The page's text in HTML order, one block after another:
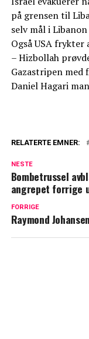
på grensen til
selv mål i
Også USA
– Hizbollah
Gazastripen med
Daniel Hagari
RELATERTE EMNER:
NESTE
Bombetrussel
angrepet forrige
FORRIGE
Raymond